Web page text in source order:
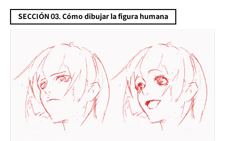
SECCIÓN 03. Cómo dibujar la figura humana